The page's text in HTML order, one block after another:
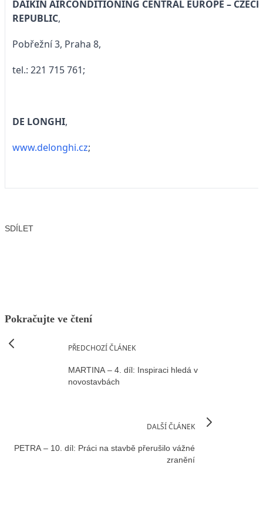
DAIKIN AIRCONDITIONING CENTRAL EUROPE – CZECH
REPUBLIC,
Pobřežní 3, Praha 8,
tel.: 221 715 761;
DE LONGHI,
www.delonghi.cz;
SDÍLET
Pokračujte ve čtení
PŘEDCHOZÍ ČLÁNEK
MARTINA – 4. díl: Inspiraci hledá v
novostavbách
DALŠÍ ČLÁNEK
PETRA – 10. díl: Práci na stavbě přerušilo vážné
zranění